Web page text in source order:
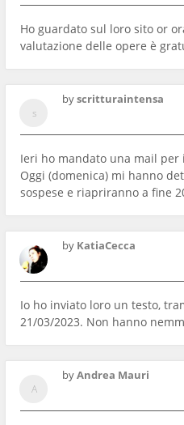
Ho guardato sul loro sito or
valutazione delle opere è
byscritturaintensa
Ieri ho mandato una mail per
Oggi (domenica) mi hanno
sospese e riapriranno a fine
by KatiaCecca
Io ho inviato loro un testo,
21/03/2023. Non hanno
byAndrea Mauri